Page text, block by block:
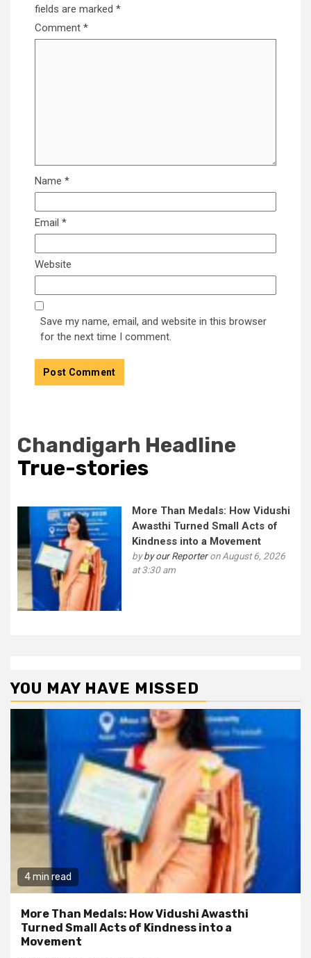
fields are marked *
Comment *
Name *
Email *
Website
Save my name, email, and website in this browser
for the next time I comment.
Chandigarh Headline
True-stories
More Than Medals: How Vidushi
Awasthi Turned Small Acts of
Kindness into a Movement
byby our Reporteron August 6, 2026
at 3:30 am
YOU MAY HAVE MISSED
4 min read
More Than Medals: How Vidushi Awasthi
Turned Small Acts of Kindness into a
Movement